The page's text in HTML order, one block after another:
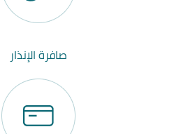
صافرة الإنذار